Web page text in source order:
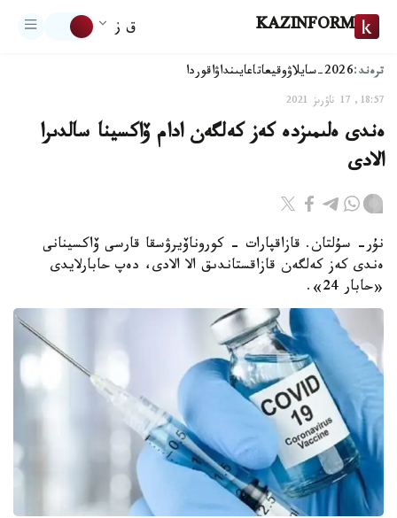
KAZINFORM ق ز
ترەند:2026-سايلاۋ وقيعاتاعايىنداۋاقوردا
18:57, 17 ناۋرىز 2021
ەندى ەلىمىزدە كەز كەلگەن ادام ۆاكسينا سالدىرا
الادى
نۇر- سۇلتان. قازاقپارات - كوروناۆيرۋسقا قارسى ۆاكسينانى
ەندى كەز كەلگەن قازاقستاندىق الا الادى، دەپ حابارلايدى
«حابار 24».